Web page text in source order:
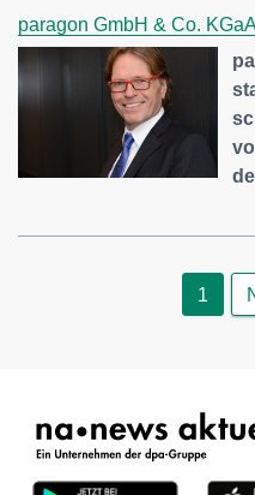
paragon GmbH & Co.
1